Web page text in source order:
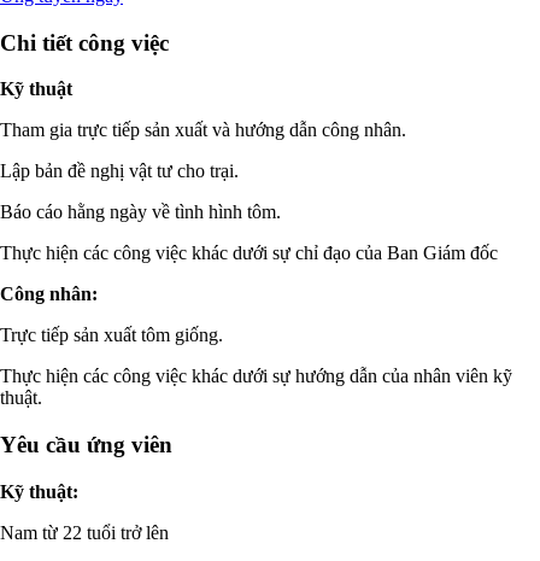
Chi tiết công việc
Kỹ thuật
Tham gia trực tiếp sản xuất và hướng dẫn công nhân.
Lập bản đề nghị vật tư cho trại.
Báo cáo hằng ngày về tình hình tôm.
Thực hiện các công việc khác dưới sự chỉ đạo của Ban Giám đốc
Công nhân:
Trực tiếp sản xuất tôm giống.
Thực hiện các công việc khác dưới sự hướng dẫn của nhân viên kỹ
thuật.
Yêu cầu ứng viên
Kỹ thuật:
Nam từ 22 tuổi trở lên